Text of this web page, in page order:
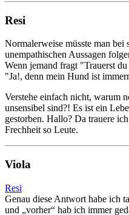
Resi
Normalerweise müsste man bei
unempathischen Aussagen
Wenn jemand fragt "Trauerst
"Ja!, denn mein Hund ist
Verstehe einfach nicht, warum
unsensibel sind?! Es ist ein
gestorben. Hallo? Da trauere
Frechheit so Leute.
Viola
Resi
Genau diese Antwort habe ich
und „vorher“ hab ich immer